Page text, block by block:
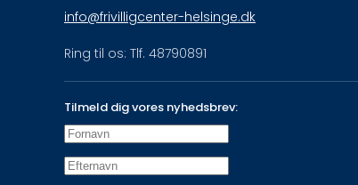
info@frivilligcenter-helsinge.dk
Ring til os: Tlf. 48790891
Tilmeld dig vores nyhedsbrev: